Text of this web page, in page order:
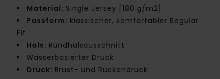
Material: Single Jersey [180 g/m2]
Passform: klassischer, komfortabler Regular
Fit
Hals: Rundhalsausschnitt
Wasserbasierter Druck
Druck: Brust- und Rückendruck